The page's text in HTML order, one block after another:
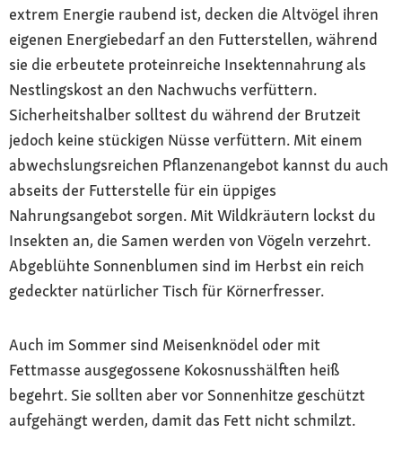
extrem Energie raubend ist, decken die Altvögel ihren
eigenen Energiebedarf an den Futterstellen, während
sie die erbeutete proteinreiche Insektennahrung als
Nestlingskost an den Nachwuchs verfüttern.
Sicherheitshalber solltest du während der Brutzeit
jedoch keine stückigen Nüsse verfüttern. Mit einem
abwechslungsreichen Pflanzenangebot kannst du auch
abseits der Futterstelle für ein üppiges
Nahrungsangebot sorgen. Mit Wildkräutern lockst du
Insekten an, die Samen werden von Vögeln verzehrt.
Abgeblühte Sonnenblumen sind im Herbst ein reich
gedeckter natürlicher Tisch für Körnerfresser.
Auch im Sommer sind Meisenknödel oder mit
Fettmasse ausgegossene Kokosnusshälften heiß
begehrt. Sie sollten aber vor Sonnenhitze geschützt
aufgehängt werden, damit das Fett nicht schmilzt.